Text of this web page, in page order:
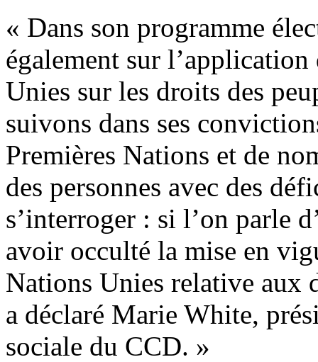
« Dans son programme
également sur
Unies sur les droits des
suivons dans ses
Premières Nations et de
des personnes avec des
s’interroger : si l’on parle
avoir occulté la mise en
Nations Unies relative aux
a déclaré Marie White,
sociale du CCD. »